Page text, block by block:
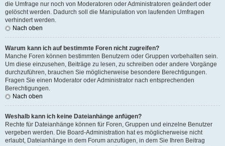
die Umfrage nur noch von Moderatoren oder Administratoren geändert oder
gelöscht werden. Dadurch soll die Manipulation von laufenden Umfragen
verhindert werden.
Nach oben
Warum kann ich auf bestimmte Foren nicht zugreifen?
Manche Foren können bestimmten Benutzern oder Gruppen vorbehalten sein.
Um diese einzusehen, Beiträge zu lesen, zu schreiben oder andere Vorgänge
durchzuführen, brauchen Sie möglicherweise besondere Berechtigungen.
Fragen Sie einen Moderator oder Administrator nach entsprechenden
Berechtigungen.
Nach oben
Weshalb kann ich keine Dateianhänge anfügen?
Rechte für Dateianhänge können für Foren, Gruppen und einzelne Benutzer
vergeben werden. Die Board-Administration hat es möglicherweise nicht
erlaubt, Dateianhänge in dem Forum anzufügen, in dem Sie Ihren Beitrag